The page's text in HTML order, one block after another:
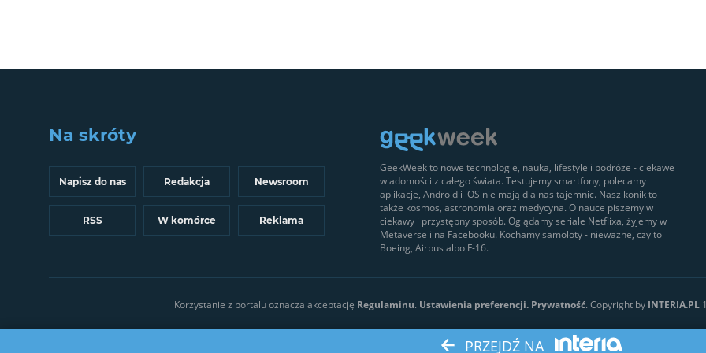
Na skróty
Napisz do nas Redakcja Newsroom
RSS W komórce Reklama
GeekWeek to nowe technologie, nauka, lifestyle i podróże - ciekawe
wiadomości z całego świata. Testujemy smartfony, polecamy
aplikacje, Android i iOS nie mają dla nas tajemnic. Nasz konik to
także kosmos, astronomia oraz medycyna. O nauce piszemy w
ciekawy i przystępny sposób. Oglądamy seriale Netflixa, żyjemy w
Metaverse i na Facebooku. Kochamy samoloty - nieważne, czy to
Boeing, Airbus albo F-16.
Korzystanie z portalu oznacza akceptację Regulaminu. Ustawienia preferencji. Prywatność. Copyright by INTERIA.PL
PRZEJDŹ NA